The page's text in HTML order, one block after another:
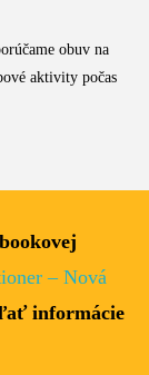
obuv na
aktivity počas
– Nová
informácie